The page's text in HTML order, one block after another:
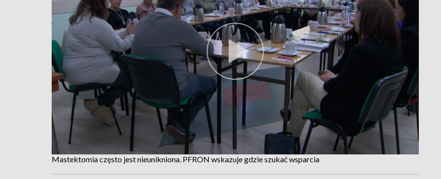
Mastektomia często jest nieunikniona. PFRON wskazuje gdzie szukać wsparcia